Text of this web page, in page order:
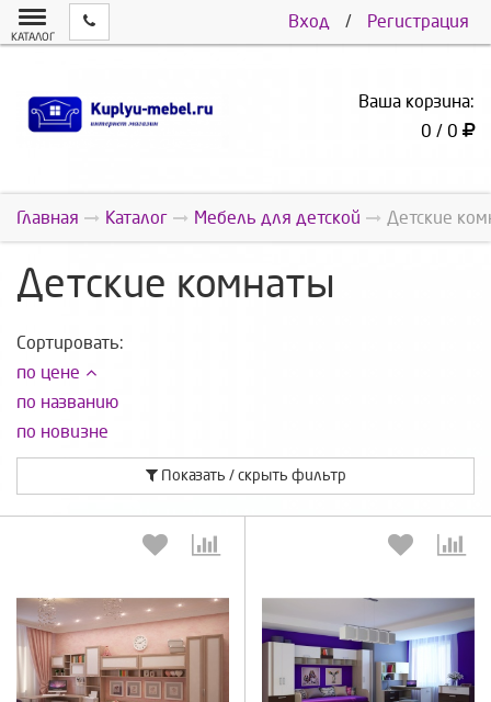
Вход / Регистрация
КАТАЛОГ
Ваша корзина:
0 / 0
Главная Каталог Мебель для детской Детские
Детские комнаты
Сортировать:
по цене
по названию
по новизне
Показать / скрыть фильтр
Выберите количество: Выберите количество: